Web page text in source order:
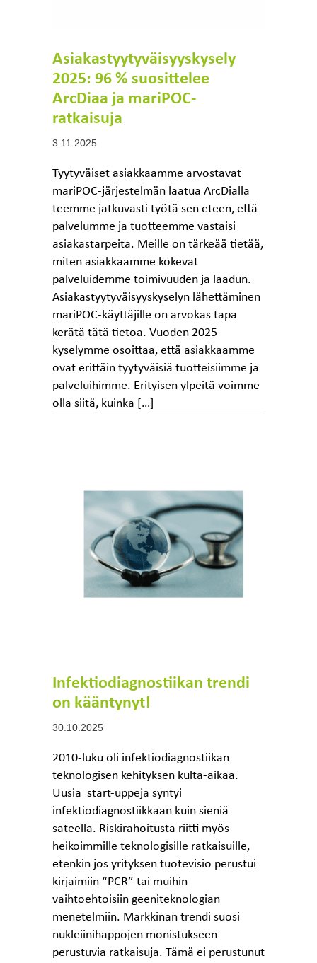
Asiakastyytyväisyyskysely
2025: 96 % suosittelee
ArcDiaa ja mariPOC-
ratkaisuja
3.11.2025
Tyytyväiset asiakkaamme arvostavat
mariPOC-järjestelmän laatua ArcDialla
teemme jatkuvasti työtä sen eteen, että
palvelumme ja tuotteemme vastaisi
asiakastarpeita. Meille on tärkeää tietää,
miten asiakkaamme kokevat
palveluidemme toimivuuden ja laadun.
Asiakastyytyväisyyskyselyn lähettäminen
mariPOC-käyttäjille on arvokas tapa
kerätä tätä tietoa. Vuoden 2025
kyselymme osoittaa, että asiakkaamme
ovat erittäin tyytyväisiä tuotteisiimme ja
palveluihimme. Erityisen ylpeitä voimme
olla siitä, kuinka […]
Infektiodiagnostiikan trendi
on kääntynyt!
30.10.2025
2010-luku oli infektiodiagnostiikan
teknologisen kehityksen kulta-aikaa.
Uusia start-uppeja syntyi
infektiodiagnostiikkaan kuin sieniä
sateella. Riskirahoitusta riitti myös
heikoimmille teknologisille ratkaisuille,
etenkin jos yrityksen tuotevisio perustui
kirjaimiin “PCR” tai muihin
vaihtoehtoisiin geeniteknologian
menetelmiin. Markkinan trendi suosi
nukleiinihappojen monistukseen
perustuvia ratkaisuja. Tämä ei perustunut